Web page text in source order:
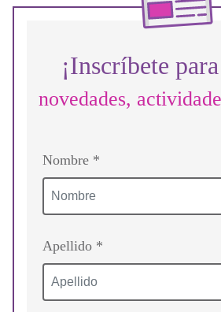
¡Inscríbete
novedades,
Nombre *
Apellido *